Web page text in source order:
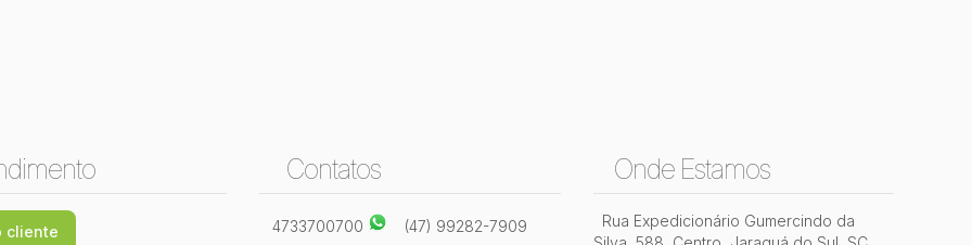
cliente
Contatos
4733700700 (47) 99282-7909
Onde Estamos
Rua Expedicionário Gumercindo da